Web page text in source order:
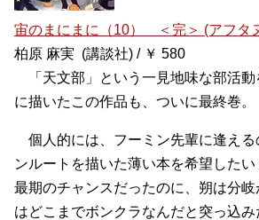
宙のまにまに（10） ＜完＞ (アフタ
柏原 麻実 (講談社) / ￥ 580
「天文部」という一見地味な部活
に描いたこの作品も、ついに最終巻。
個人的には、フーミン先輩に逢える
ンルートを描いた薄い本を希望した
最期のチャンスだったのに、朔は分
はどこまでボンクラなんだと突っ込み